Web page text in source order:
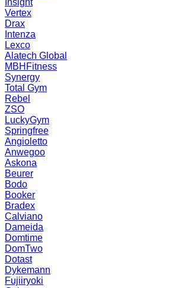
Insight
Vertex
Drax
Intenza
Lexco
Alatech Global
MBHFitness
Synergy
Total Gym
Rebel
ZSO
LuckyGym
Springfree
Angioletto
Anwegoo
Askona
Beurer
Bodo
Booker
Bradex
Calviano
Dameida
Domtime
DomTwo
Dotast
Dykemann
Fujiiryoki